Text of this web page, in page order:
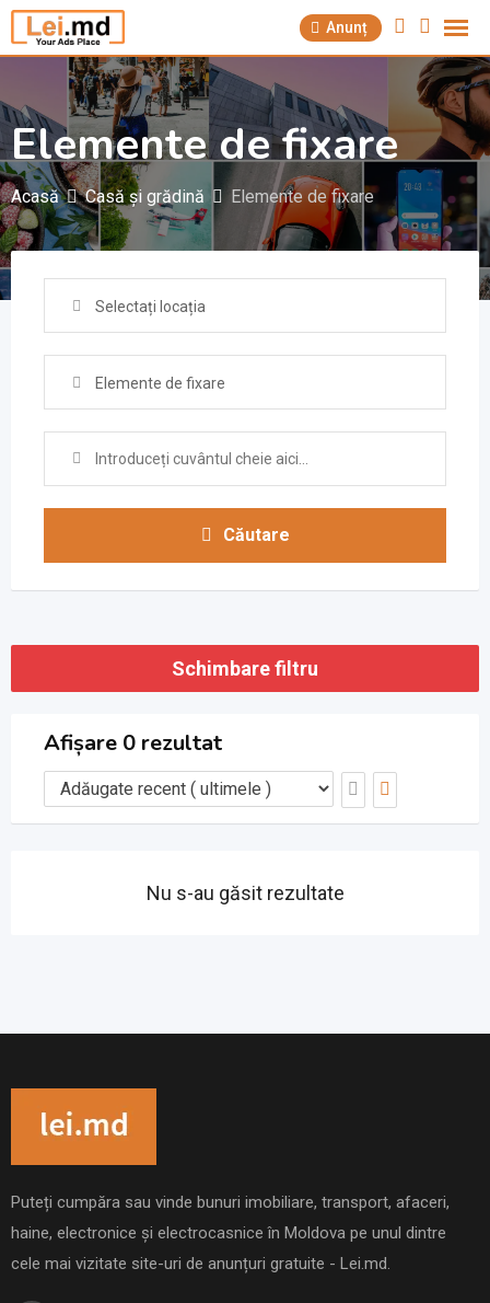
Săriți
la
Anunț
Elemente de fixare
Acasă Casă și grădină Elemente de fixare
Selectați locația
Elemente de fixare
Căutare
Schimbare filtru
Afișare 0 rezultat
Nu s-au găsit rezultate
Puteți cumpăra sau vinde bunuri imobiliare, transport, afaceri,
haine, electronice și electrocasnice în Moldova pe unul dintre
cele mai vizitate site-uri de anunțuri gratuite - Lei.md.